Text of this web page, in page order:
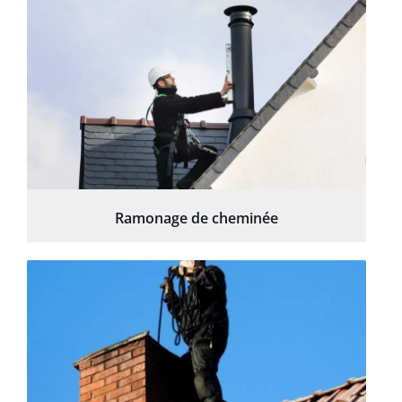
Ramonage de cheminée